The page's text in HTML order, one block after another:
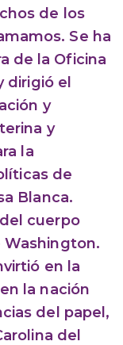
de los
Se ha
de la Oficina
dirigió el
y
y
la
de
Blanca.
cuerpo
en la
la nación
del papel,
del